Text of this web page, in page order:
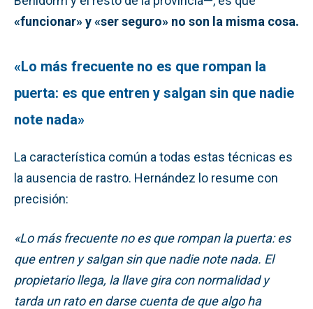
«funcionar» y «ser seguro» no son la misma cosa.
«Lo más frecuente no es que rompan la
puerta: es que entren y salgan sin que nadie
note nada»
La característica común a todas estas técnicas es
la ausencia de rastro. Hernández lo resume con
precisión:
«Lo más frecuente no es que rompan la puerta: es
que entren y salgan sin que nadie note nada. El
propietario llega, la llave gira con normalidad y
tarda un rato en darse cuenta de que algo ha